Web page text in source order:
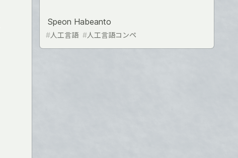
Speon Habeanto
#人工言語 #人工言語コンペ